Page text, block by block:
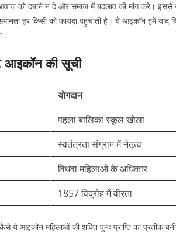
को दबाने न दे और समाज में बदलाव की मांग करे। इससे
हर किसी को फायदा पहुंचाती है। ये आइकॉन हमें
आइकॉन की सूची
योगदान
पहला बालिका स्कूल खोला
स्वतंत्रता संग्राम में नेतृत्व
विधवा महिलाओं के अधिकार
1857 विद्रोह में वीरता
ये आइकॉन महिलाओं की शक्ति पुनः प्राप्ति का प्रतीक